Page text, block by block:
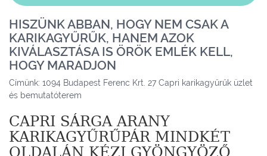
HISZÜNK ABBAN, HOGY NEM CSAK A
KARIKAGYŰRŰK, HANEM AZOK
KIVÁLASZTÁSA IS ÖRÖK EMLÉK KELL,
HOGY MARADJON
Címünk: 1094 Budapest Ferenc Krt. 27 Capri karikagyűrűk üzlet
és bemutatóterem
CAPRI SÁRGA ARANY
KARIKAGYŰRŰPÁR MINDKÉT
OLDALÁN KÉZI GYÖNGYÖZŐ